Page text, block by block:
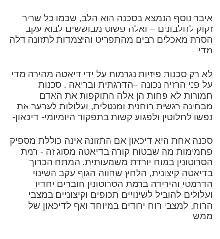
איבר נוסף הנמצא בסכנה הוא הלב, שכמו כל שריר
זקוק לחלבונים – ואלה פשוט מבוששים לבוא עקב
הסרת מאכלים רבים מהתפריט והיצמדות לתזונה דלה
מדי
לא רק סכנות פיזיות נגרמות על ידי דיאטה מהירה מדי
על פני הרזיה נכונה –הדרגתית ובריאה . סכנות
חמורות לא פחות הן אלה התוקפות את האדם
מבחינה רגשית רוחנית ומנטלית, ועלולות לערער את
נפשו לחלוטין ולפגוע קשות בתפקוד היומיומי- דיכאון-
סכנה אחת היא דיכאון אם התזונה אינה כוללת מספיק
פחמימות מה שבטוח קורה בדיאטה מסוג זה - רמת
הסרוטונין במוח יורדת משמעותית. המתח הכרוך
בדיאטה קיצונית, הלחץ שחווה הגוף עקב השינוי
הדרמטי והירידה ברמת הסרוטונין חוברים יחדיו
ועלולים להוביל לשינויים תכופים וקיצוניים במצבי
הרוח, למצבי רוח ירודים במיוחד ואף לדיכאון של
ממש